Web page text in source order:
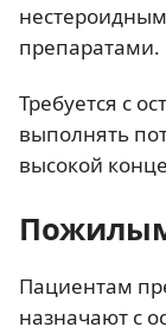
препаратами.
Требуется с
выполнять
высокой
Пациентам
назначают с